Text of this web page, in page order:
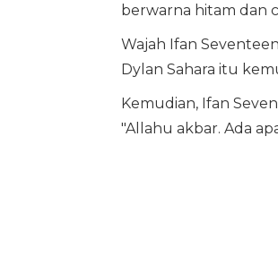
berwarna hitam dan
Wajah Ifan
Dylan Sahara itu
Kemudian, Ifan
"Allahu akbar. Ada